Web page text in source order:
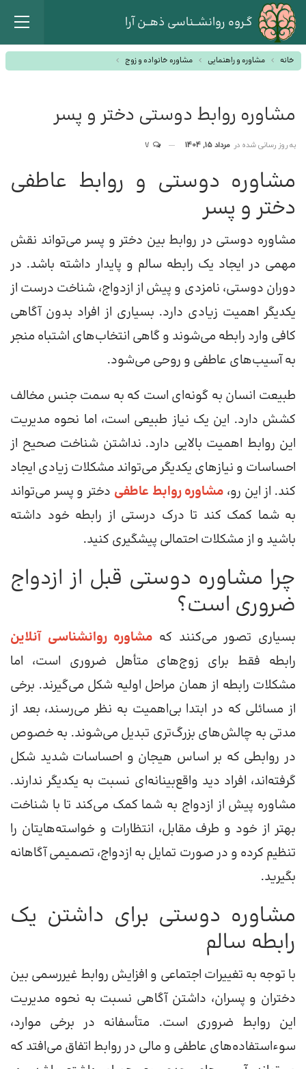
گـروه روانشــناسی ذهــن آرا
خانه مشاوره و راهنمایی مشاوره خانواده و زوج
مشاوره روابط دوستی دختر و پسر
به روز رسانی شده در مرداد 15, 1404
مشاوره دوستی و روابط عاطفی
دختر و پسر
مشاوره دوستی در روابط بین دختر و پسر می‌تواند نقش
مهمی در ایجاد یک رابطه سالم و پایدار داشته باشد. در
دوران دوستی، نامزدی و پیش از ازدواج، شناخت درست از
یکدیگر اهمیت زیادی دارد. بسیاری از افراد بدون آگاهی
کافی وارد رابطه می‌شوند و گاهی انتخاب‌های اشتباه منجر
به آسیب‌های عاطفی و روحی می‌شود.
طبیعت انسان به گونه‌ای است که به سمت جنس مخالف
کشش دارد. این یک نیاز طبیعی است، اما نحوه مدیریت
این روابط اهمیت بالایی دارد. نداشتن شناخت صحیح از
احساسات و نیازهای یکدیگر می‌تواند مشکلات زیادی ایجاد
کند. از این رو، مشاوره روابط عاطفی دختر و پسر می‌تواند
به شما کمک کند تا درک درستی از رابطه خود داشته
باشید و از مشکلات احتمالی پیشگیری کنید.
چرا مشاوره دوستی قبل از ازدواج
ضروری است؟
بسیاری تصور می‌کنند که مشاوره روانشناسی آنلاین
رابطه فقط برای زوج‌های متأهل ضروری است، اما
مشکلات رابطه از همان مراحل اولیه شکل می‌گیرند. برخی
از مسائلی که در ابتدا بی‌اهمیت به نظر می‌رسند، بعد از
مدتی به چالش‌های بزرگ‌تری تبدیل می‌شوند. به خصوص
در روابطی که بر اساس هیجان و احساسات شدید شکل
گرفته‌اند، افراد دید واقع‌بینانه‌ای نسبت به یکدیگر ندارند.
مشاوره پیش از ازدواج به شما کمک می‌کند تا با شناخت
بهتر از خود و طرف مقابل، انتظارات و خواسته‌هایتان را
تنظیم کرده و در صورت تمایل به ازدواج، تصمیمی آگاهانه
بگیرید.
مشاوره دوستی برای داشتن یک
رابطه سالم
با توجه به تغییرات اجتماعی و افزایش روابط غیررسمی بین
دختران و پسران، داشتن آگاهی نسبت به نحوه مدیریت
این روابط ضروری است. متأسفانه در برخی موارد،
سوءاستفاده‌های عاطفی و مالی در روابط اتفاق می‌افتد که